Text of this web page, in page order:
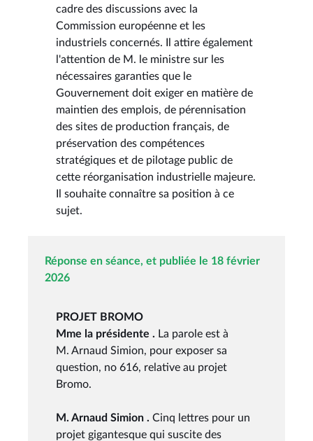
cadre des discussions avec la
Commission européenne et les
industriels concernés. Il attire également
l'attention de M. le ministre sur les
nécessaires garanties que le
Gouvernement doit exiger en matière de
maintien des emplois, de pérennisation
des sites de production français, de
préservation des compétences
stratégiques et de pilotage public de
cette réorganisation industrielle majeure.
Il souhaite connaître sa position à ce
sujet.
Réponse en séance, et publiée le 18 février
2026
PROJET BROMO
Mme la présidente . La parole est à
M. Arnaud Simion, pour exposer sa
question, no 616, relative au projet
Bromo.
M. Arnaud Simion . Cinq lettres pour un
projet gigantesque qui suscite des